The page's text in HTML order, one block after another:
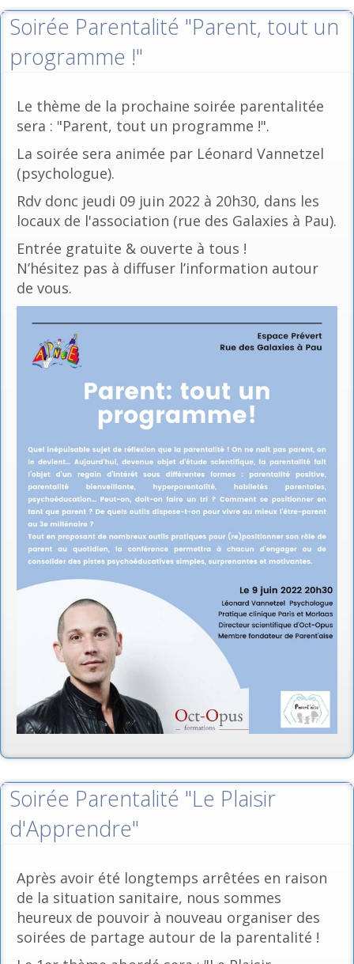
Soirée Parentalité "Parent, tout un
programme !"
Le thème de la prochaine soirée parentalitée
sera : "Parent, tout un programme !".
La soirée sera animée par Léonard Vannetzel
(psychologue).
Rdv donc jeudi 09 juin 2022 à 20h30, dans les
locaux de l'association (rue des Galaxies à Pau).
Entrée gratuite & ouverte à tous !
N’hésitez pas à diffuser l’information autour
de vous.
Soirée Parentalité "Le Plaisir
d'Apprendre"
Après avoir été longtemps arrêtées en raison
de la situation sanitaire, nous sommes
heureux de pouvoir à nouveau organiser des
soirées de partage autour de la parentalité !